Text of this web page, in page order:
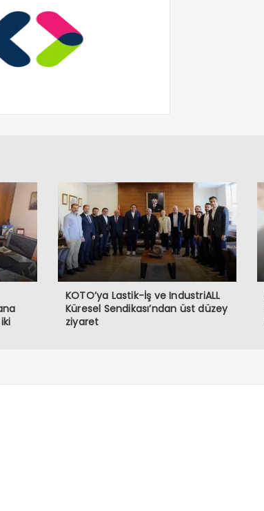
KOTO’ya Lastik-İş ve IndustriALL
Küresel Sendikası’ndan üst düzey
ziyaret